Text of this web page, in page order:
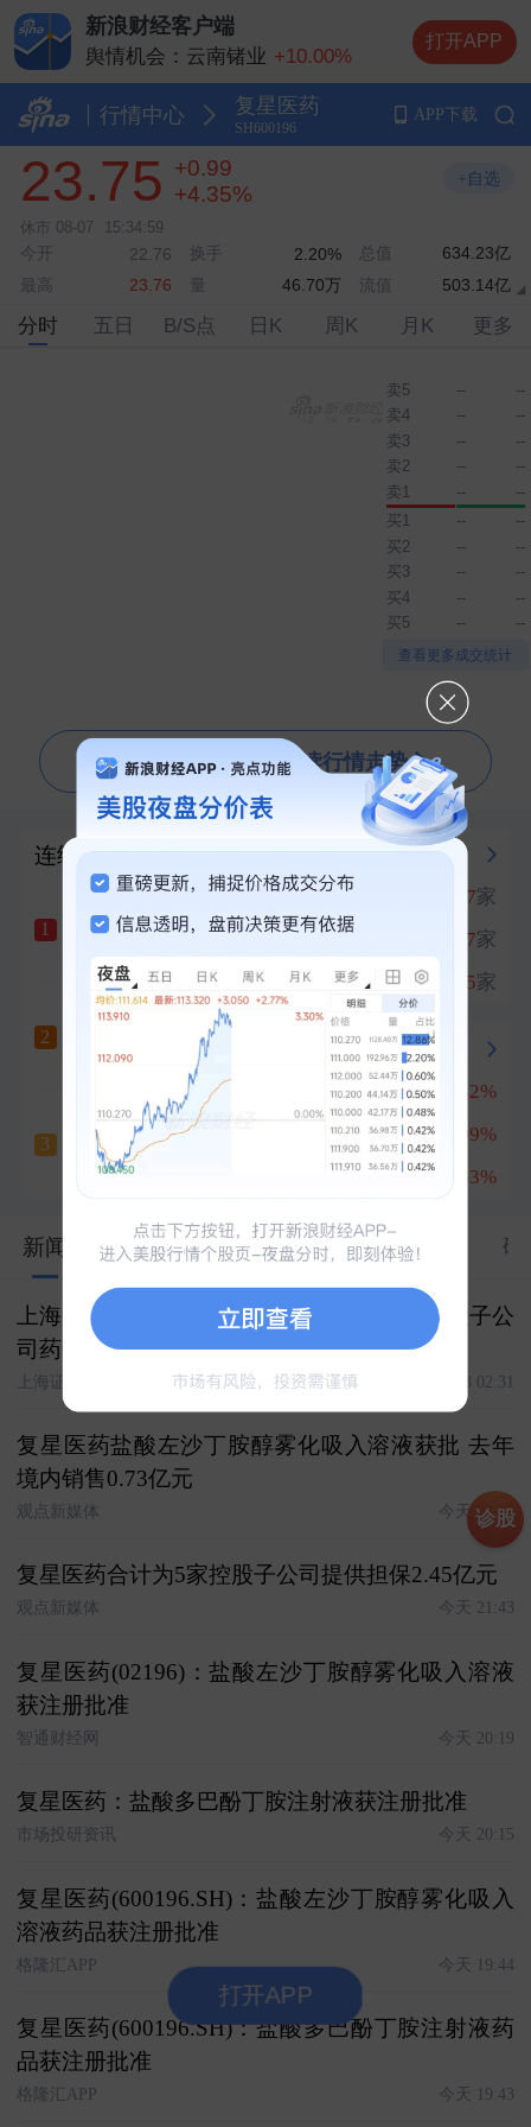
新浪财经客户端
舆情机会：云南锗业
舆情机会：长电科技 +2.48%
舆情机会：长鑫科技 +1.00%
舆情机会：中际旭创 -3.68%
舆情机会：兆易创新 +8.32%
打开APP
行情中心 复星医药
SH600196
APP下载
23.75 +0.99
+4.35%
休市 08-07 15:34:59
今开 22.76 换手 2.20% 总值
634.23亿
最高
23.76 46.70万 流值 503.14亿
+自选
卖5 --
--
卖4
--
--
卖3
--
--
卖2
--
--
卖1
--
--
买1
--
--
买2
--
--
买3
--
--
买4
--
--
买5
-- --
查看更多成交统计
分时 五日 B/S点 日K 周K 月K 更多
问一问芝麻AI 为你解读行情走势
连续涨停榜
1
汇绿生态
十天六板
2
宝鼎科技
+10.01%
六天五板
3
云南锗业
+10.00%
六天四板
强势板块
1 PCB概念 17家
2 生物医药 17家
3 创新药 涨停 15家
冲刺涨停
兆易创新 +8.32%
深南电路 +8.09%
南亚新材 +16.53%
新闻 股市汇 关联 资料 资金 研
上海复星医药（集团）股份有限公司关于控股子公
司药品获注册批准的公告
上海证券报 2026-08-08 02:31
复星医药盐酸左沙丁胺醇雾化吸入溶液获批 去年
境内销售0.73亿元
观点新媒体 今天 22:22
复星医药合计为5家控股子公司提供担保2.45亿元
观点新媒体 今天 21:43
复星医药(02196)：盐酸左沙丁胺醇雾化吸入溶液
获注册批准
智通财经网 今天 20:19
复星医药：盐酸多巴酚丁胺注射液获注册批准
市场投研资讯 今天 20:15
复星医药(600196.SH)：盐酸左沙丁胺醇雾化吸入
溶液药品获注册批准
格隆汇APP 今天 19:44
复星医药(600196.SH)：盐酸多巴酚丁胺注射液药
品获注册批准
格隆汇APP 今天 19:43
诊股
打开APP